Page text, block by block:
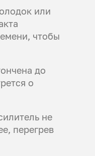
или
чтобы
до
о
не
перегрев